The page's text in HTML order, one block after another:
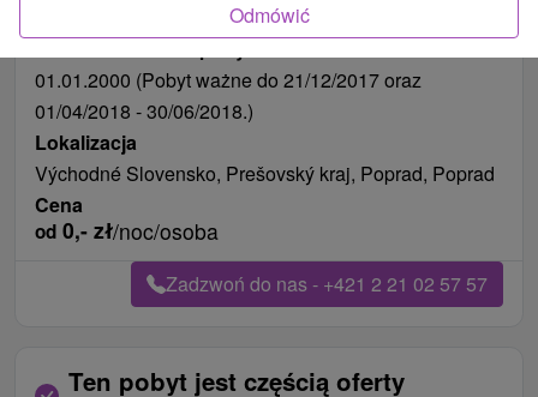
od 127 noce
01.01.2000 (Pobyt ważne do 21/12/2017 oraz
01/04/2018 - 30/06/2018.)
Lokalizacja
Východné Slovensko, Prešovský kraj, Poprad, Poprad
Cena
od 0,- zł/noc/osoba
Zadzwoń do nas - +421 2 21 02 57 57
Ten pobyt jest częścią oferty
Odmówić